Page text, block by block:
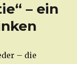
– ein
– die